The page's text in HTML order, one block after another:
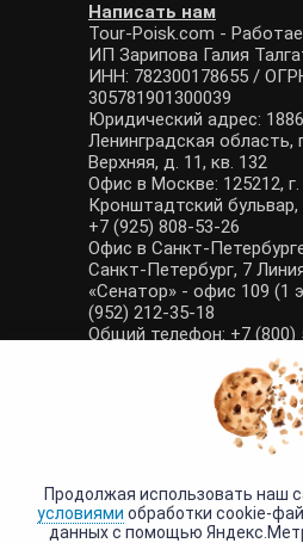
Написать нам
Tour-Poisk.com -
ИП Зарипова Галия
ИНН: 782300178655 /
305781901300039
Юридический адрес:
Ленинградская область,
Верхняя, д. 11, кв. 132
Офис в Москве: 125212,
Кронштадтский бульвар,
+7 (925) 808-53-26
Офис в Санкт-
Санкт-Петербург, 7
«Сенатор» - офис 109 (1
(952) 212-35-18
Общий телефон: +7 (800)
E-mail: manager@tour-
вопросы), admin@tour-
Номер в
туристических агентств:
Политика
Продолжая использовать наш
условиями обработки cookie-
данных с помощью